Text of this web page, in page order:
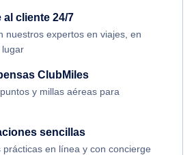
al cliente 24/7
nuestros expertos en viajes, en
lugar
ClubMiles
y millas aéreas para
sencillas
prácticas en línea y con concierge